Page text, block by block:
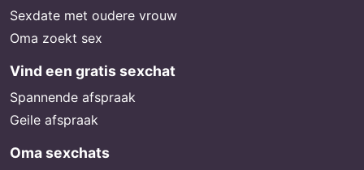
Sexdate met oudere vrouw
Oma zoekt sex
Vind een gratis sexchat
Spannende afspraak
Geile afspraak
Oma sexchats